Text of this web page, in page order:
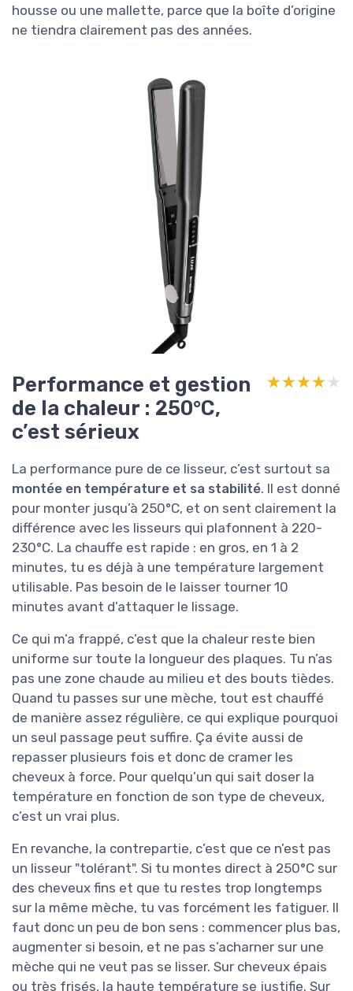
housse ou une mallette, parce que la boîte d’origine
ne tiendra clairement pas des années.
Performance et gestion
de la chaleur : 250°C,
c’est sérieux
★★★★★
★★★★★
La performance pure de ce lisseur, c’est surtout sa
montée en température et sa stabilité. Il est donné
pour monter jusqu’à 250°C, et on sent clairement la
différence avec les lisseurs qui plafonnent à 220-
230°C. La chauffe est rapide : en gros, en 1 à 2
minutes, tu es déjà à une température largement
utilisable. Pas besoin de le laisser tourner 10
minutes avant d’attaquer le lissage.
Ce qui m’a frappé, c’est que la chaleur reste bien
uniforme sur toute la longueur des plaques. Tu n’as
pas une zone chaude au milieu et des bouts tièdes.
Quand tu passes sur une mèche, tout est chauffé
de manière assez régulière, ce qui explique pourquoi
un seul passage peut suffire. Ça évite aussi de
repasser plusieurs fois et donc de cramer les
cheveux à force. Pour quelqu’un qui sait doser la
température en fonction de son type de cheveux,
c’est un vrai plus.
En revanche, la contrepartie, c’est que ce n’est pas
un lisseur "tolérant". Si tu montes direct à 250°C sur
des cheveux fins et que tu restes trop longtemps
sur la même mèche, tu vas forcément les fatiguer. Il
faut donc un peu de bon sens : commencer plus bas,
augmenter si besoin, et ne pas s’acharner sur une
mèche qui ne veut pas se lisser. Sur cheveux épais
ou très frisés, la haute température se justifie. Sur